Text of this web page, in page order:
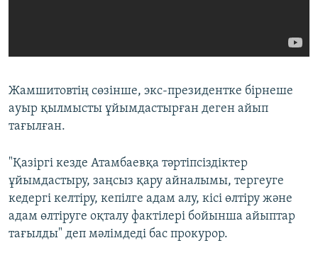
Жамшитовтің сөзінше, экс-президентке бірнеше
ауыр қылмысты ұйымдастырған деген айып
тағылған.
"Қазіргі кезде Атамбаевқа тәртіпсіздіктер
ұйымдастыру, заңсыз қару айналымы, тергеуге
кедергі келтіру, кепілге адам алу, кісі өлтіру және
адам өлтіруге оқталу фактілері бойынша айыптар
тағылды" деп мәлімдеді бас прокурор.